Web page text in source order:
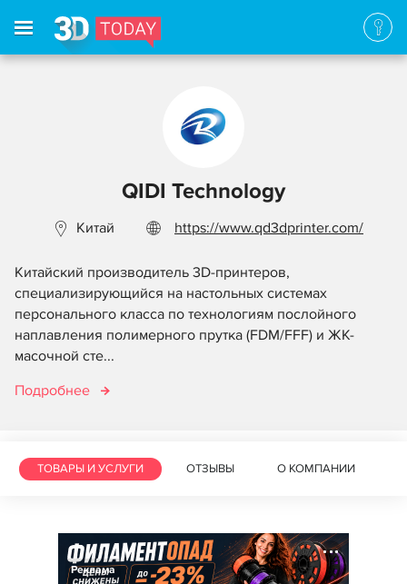
QIDI Technology
Китай https://www.qd3dprinter.com/
Китайский производитель 3D-принтеров,
специализирующийся на настольных системах
персонального класса по технологиям послойного
наплавления полимерного прутка (FDM/FFF) и ЖК-
масочной сте...
Подробнее
ТОВАРЫ И УСЛУГИ ОТЗЫВЫ О КОМПАНИИ
Реклама